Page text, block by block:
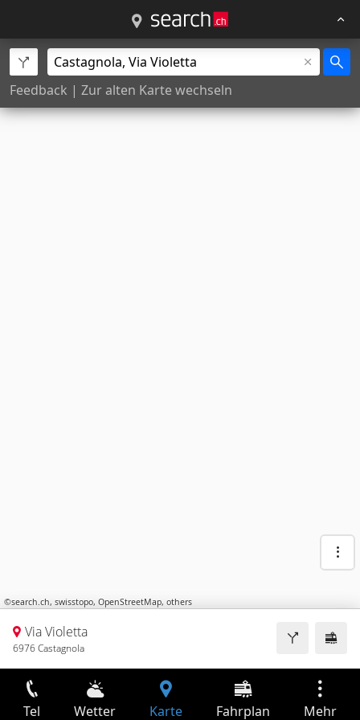
Feedback | Zur alten Karte wechseln
©search.ch, swisstopo, OpenStreetMap, others
Via Violetta
6976 Castagnola
Tel Wetter Karte Fahrplan Mehr